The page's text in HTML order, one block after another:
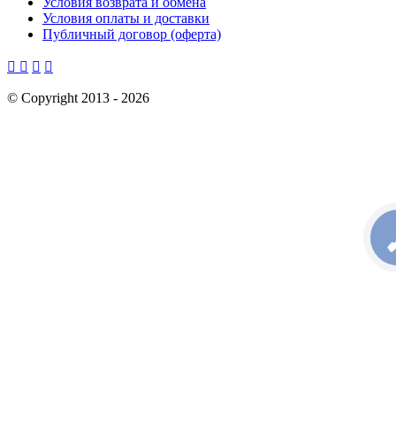
Условия оплаты и доставки
Публичный договор (оферта)
   
© Copyright 2013 - 2026